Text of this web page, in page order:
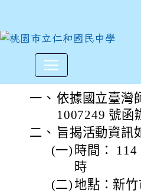
國立臺灣師範
一、 依據國立臺灣
1007249 號函
二、 旨揭活動資訊
(一) 時間：
時
(二)地點：新